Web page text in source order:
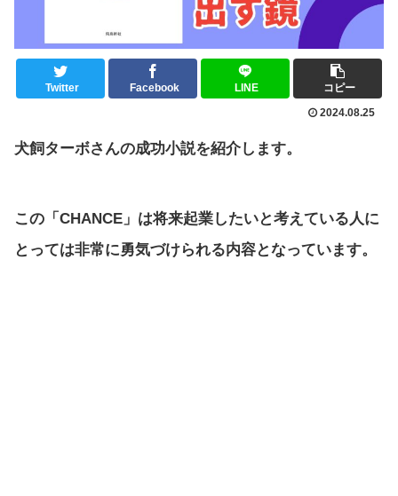
Twitter Facebook LINE
コピー
2024.08.25
犬飼ターボさんの成功小説を紹介します。
この「CHANCE」は将来起業したいと考えている人に
とっては非常に勇気づけられる内容となっています。